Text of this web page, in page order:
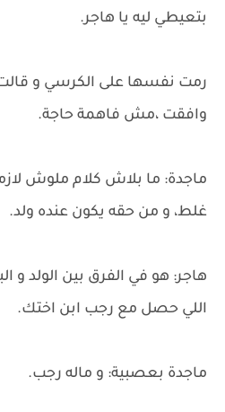
بتعيطي ليه يا هاجر.
رمت نفسها على الكرسي و قالت:
وافقت ،مش فاهمة حاجة.
ماجدة: ما بلاش كلام ملوش
غلط، و من حقه يكون عنده ولد.
هاجر: هو في الفرق بين الولد و
اللي حصل مع رجب ابن اختك.
ماجدة بعصبية: و ماله رجب.